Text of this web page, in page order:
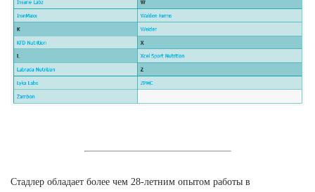
Стадлер обладает более чем 28-летним опытом работы в